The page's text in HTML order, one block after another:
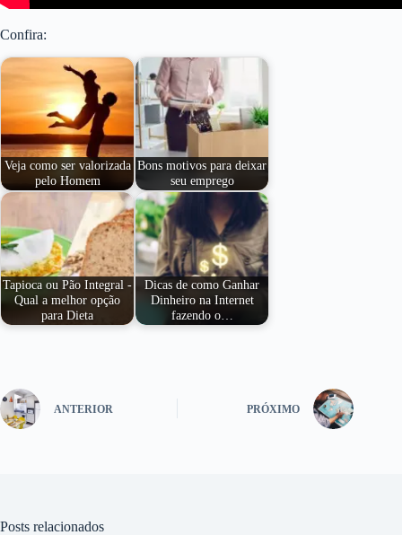
Confira:
Veja como ser valorizada
pelo Homem
Bons motivos para deixar
seu emprego
Tapioca ou Pão Integral -
Qual a melhor opção
para Dieta
Dicas de como Ganhar
Dinheiro na Internet
fazendo o…
ANTERIOR PRÓXIMO
Posts relacionados